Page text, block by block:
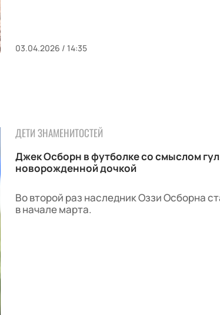
03.04.2026 / 14:35
ДЕТИ ЗНАМЕНИТОСТЕЙ
Джек Осборн в футболке со смыслом
новорожденной дочкой
Во второй раз наследник Оззи Осборна
в начале марта.